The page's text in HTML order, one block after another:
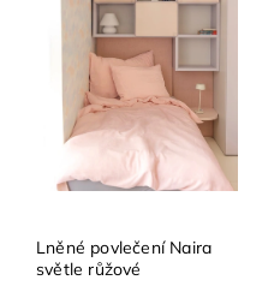
Lněné povlečení Naira
světle růžové